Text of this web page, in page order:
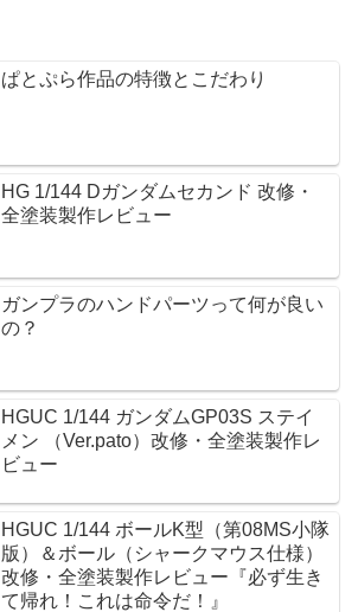
ぱとぷら作品の特徴とこだわり
HG 1/144 Dガンダムセカンド 改修・
全塗装製作レビュー
ガンプラのハンドパーツって何が良い
の？
HGUC 1/144 ガンダムGP03S ステイ
メン （Ver.pato）改修・全塗装製作レ
ビュー
HGUC 1/144 ボールK型（第08MS小隊
版）＆ボール（シャークマウス仕様）
改修・全塗装製作レビュー『必ず生き
て帰れ！これは命令だ！』